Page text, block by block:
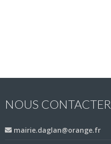
NOUS CONTACTER
mairie.daglan@orange.fr